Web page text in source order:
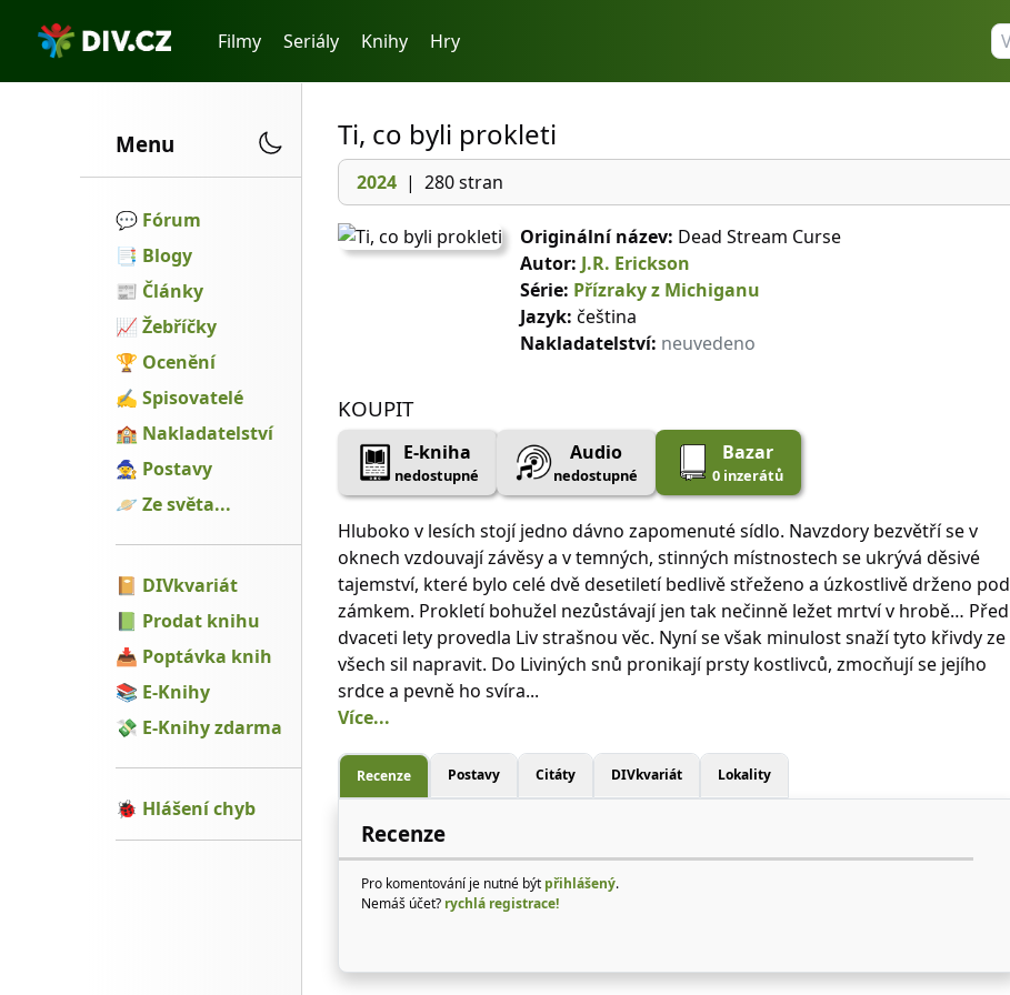
Filmy Seriály Knihy Hry
Menu
💬️ Fórum
📑 Blogy
📰 Články
📈 Žebříčky
🏆 Ocenění
✍ Spisovatelé
🏫 Nakladatelství
🧙 Postavy
🪐 Ze světa...
📔 DIVkvariát
📗 Prodat knihu
📥 Poptávka knih
📚 E-Knihy
💸 E-Knihy zdarma
🐞 Hlášení chyb
Ti, co byli prokleti
2024 | 280 stran
Originální název: Dead Stream Curse
Autor: J.R. Erickson
Série: Přízraky z Michiganu
Jazyk: čeština
Nakladatelství: neuvedeno
KOUPIT
E-kniha
nedostupné
Audio
nedostupné
Bazar
0 inzerátů
Hluboko v lesích stojí jedno dávno zapomenuté sídlo. Navzdory bezvětří se v
oknech vzdouvají závěsy a v temných, stinných místnostech se ukrývá děsivé
tajemství, které bylo celé dvě desetiletí bedlivě střeženo a úzkostlivě drženo pod
zámkem. Prokletí bohužel nezůstávají jen tak nečinně ležet mrtví v hrobě… Před
dvaceti lety provedla Liv strašnou věc. Nyní se však minulost snaží tyto křivdy ze
všech sil napravit. Do Liviných snů pronikají prsty kostlivců, zmocňují se jejího
srdce a pevně ho svíra...
Více...
Recenze Postavy Citáty DIVkvariát Lokality
Recenze
Pro komentování je nutné být přihlášený.
Nemáš účet? rychlá registrace!